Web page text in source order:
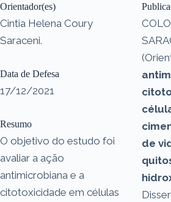
Orientador(es)
Cintia Helena Coury
Saraceni.
Data de Defesa
17/12/2021
Resumo
O objetivo do estudo foi
avaliar a ação
antimicrobiana e a
citotoxicidade em células
de